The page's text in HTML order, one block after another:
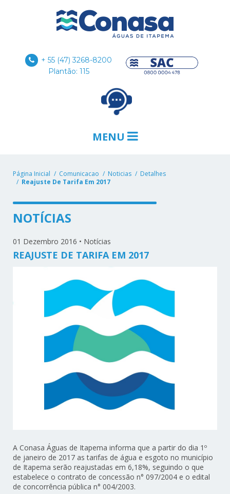
+ 55 (47) 3268-8200
Plantão: 115
MENU
Página Inicial Comunicacao Noticias
Detalhes
Reajuste De Tarifa Em 2017
NOTÍCIAS
01 Dezembro 2016 • Notícias
REAJUSTE DE TARIFA EM 2017
A Conasa Águas de Itapema informa que a partir do dia 1º
de janeiro de 2017 as tarifas de água e esgoto no município
de Itapema serão reajustadas em 6,18%, seguindo o que
estabelece o contrato de concessão n° 097/2004 e o edital
de concorrência pública n° 004/2003.